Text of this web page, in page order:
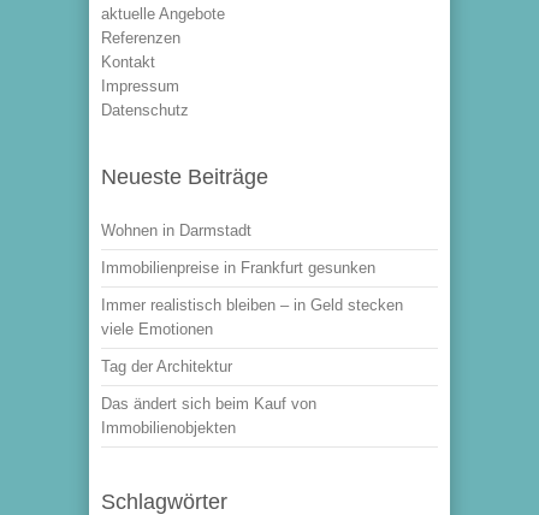
aktuelle Angebote
Referenzen
Kontakt
Impressum
Datenschutz
Neueste Beiträge
Wohnen in Darmstadt
Immobilienpreise in Frankfurt gesunken
Immer realistisch bleiben – in Geld stecken
viele Emotionen
Tag der Architektur
Das ändert sich beim Kauf von
Immobilienobjekten
Schlagwörter